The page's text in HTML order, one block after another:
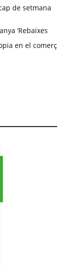
de setmana
‘Rebaixes
en el comerç